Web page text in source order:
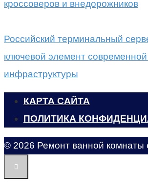
кроссоверов и внедорожников
Российский терминальный
ключевой элемент современной
инфраструктуры
КАРТА САЙТА
ПОЛИТИКА
© 2026 Ремонт ванной комнаты